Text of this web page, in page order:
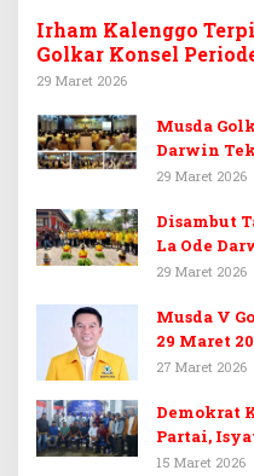
Irham Kalenggo
Golkar Konsel
29 Maret 2026
Musda
Darwin
Target 14
29 Maret 2026
Disambut
La Ode
Golkar
29 Maret 2026
Musda V
29 Maret
untuk
27 Maret 2026
Demokrat
Partai,
15 Maret 2026